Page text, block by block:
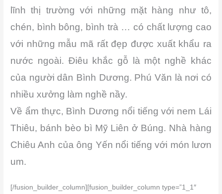
lĩnh thị trường với những mặt hàng như tô,
chén, bình bông, bình trà … có chất lượng cao
với những mẫu mã rất đẹp được xuất khẩu ra
nước ngoài. Điêu khắc gỗ là một nghề khác
của người dân Bình Dương. Phú Văn là nơi có
nhiều xưởng làm nghề nầy.
Về ẩm thực, Bình Dương nổi tiếng với nem Lái
Thiêu, bánh bèo bì Mỹ Liên ở Búng. Nhà hàng
Chiêu Anh của ông Yến nổi tiếng với món lươn
um.
[/fusion_builder_column][fusion_builder_column type=”1_1″